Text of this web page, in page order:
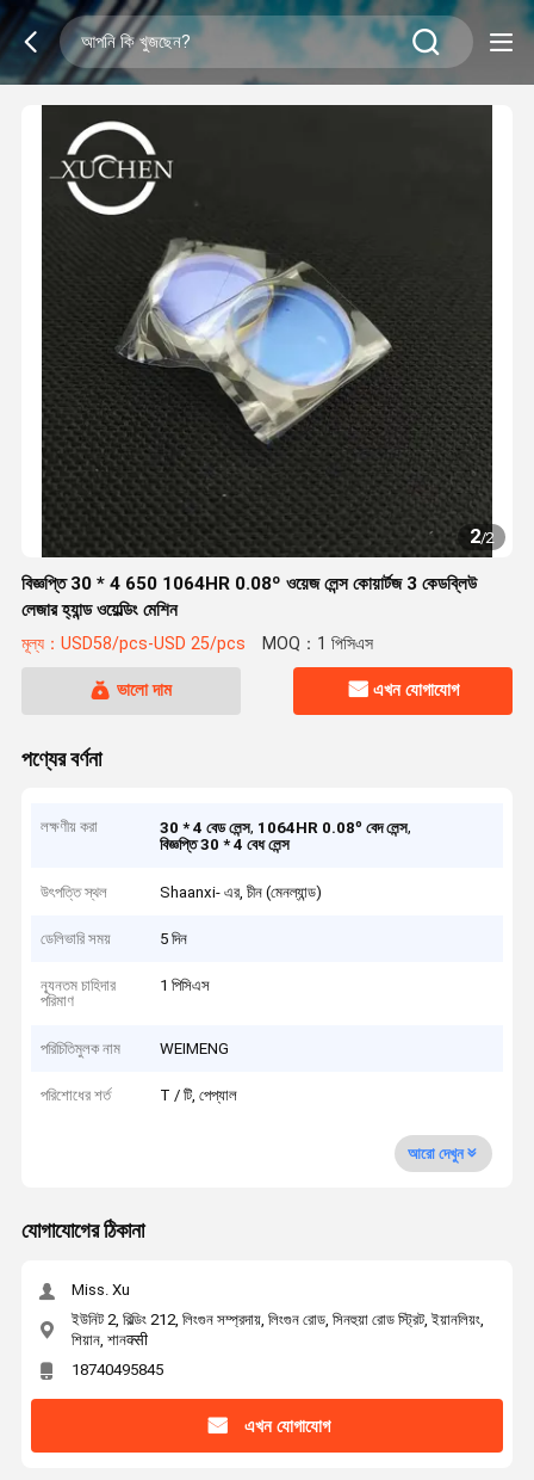
2/2
বিজ্ঞপ্তি 30 * 4 650 1064HR 0.08º ওয়েজ লেন্স কোয়ার্টজ 3 কেডব্লিউ
লেজার হ্যান্ড ওয়েল্ডিং মেশিন
মূল্য：USD58/pcs-USD 25/pcs MOQ：1 পিসিএস
ভালো দাম এখন যোগাযোগ
পণ্যের বর্ণনা
লক্ষণীয় করা 30 * 4 বেড লেন্স, 1064HR 0.08º বেদ লেন্স,
বিজ্ঞপ্তি 30 * 4 বেধ লেন্স
উৎপত্তি স্থল Shaanxi- এর, চীন (মেনল্যান্ড)
ডেলিভারি সময় 5 দিন
ন্যূনতম চাহিদার
পরিমাণ
1 পিসিএস
পরিচিতিমুলক নাম WEIMENG
পরিশোধের শর্ত T / টি, পেপ্যাল
আরো দেখুন
যোগাযোগের ঠিকানা
Miss. Xu
ইউনিট 2, বিল্ডিং 212, লিংগুন সম্প্রদায়, লিংগুন রোড, সিনহুয়া রোড স্ট্রিট, ইয়ানলিয়ং,
শিয়ান, শানक्सी
18740495845
এখন যোগাযোগ